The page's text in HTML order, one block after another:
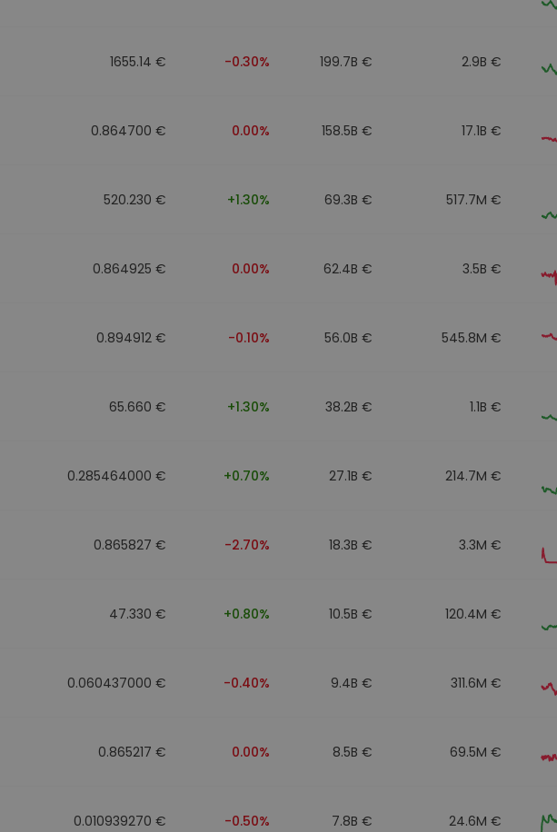
1655.14 € -0.30% 199.7B € 2.9B €
0.864700 € 0.00% 158.5B € 17.1B €
520.230 € +1.30% 69.3B € 517.7M €
0.864925 € 0.00% 62.4B € 3.5B €
0.894912 € -0.10% 56.0B € 545.8M €
65.660 € +1.30% 38.2B € 1.1B €
0.285464000 € +0.70% 27.1B € 214.7M €
0.865827 € -2.70% 18.3B € 3.3M €
47.330 € +0.80% 10.5B € 120.4M €
0.060437000 € -0.40% 9.4B € 311.6M €
0.865217 € 0.00% 8.5B € 69.5M €
0.010939270 € -0.50% 7.8B € 24.6M €